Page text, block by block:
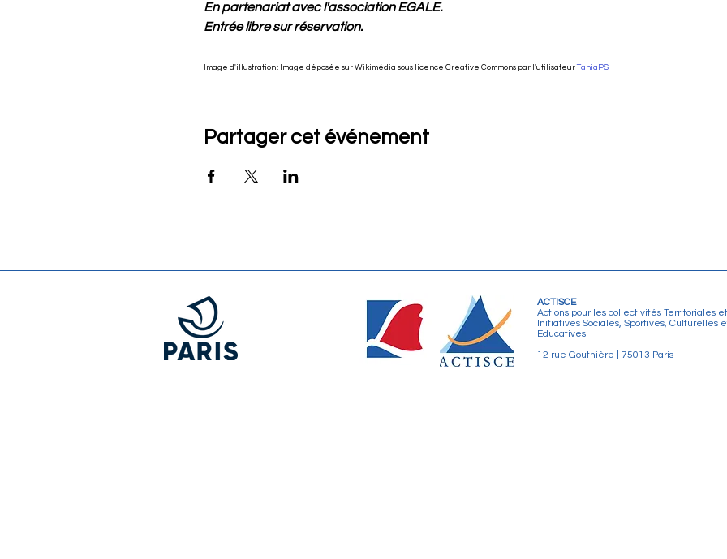
En partenariat avec l'association EGALE.
Entrée libre sur réservation.
Image d'illustration : Image déposée sur Wikimédia sous licence Creative Commons par l'utilisateur TaniaPS
Partager cet événement
ACTISCE
Actions pour les collectivités Territoriales et
Initiatives Sociales, Sportives, Culturelles
Educatives
12 rue Gouthière | 75013 Paris